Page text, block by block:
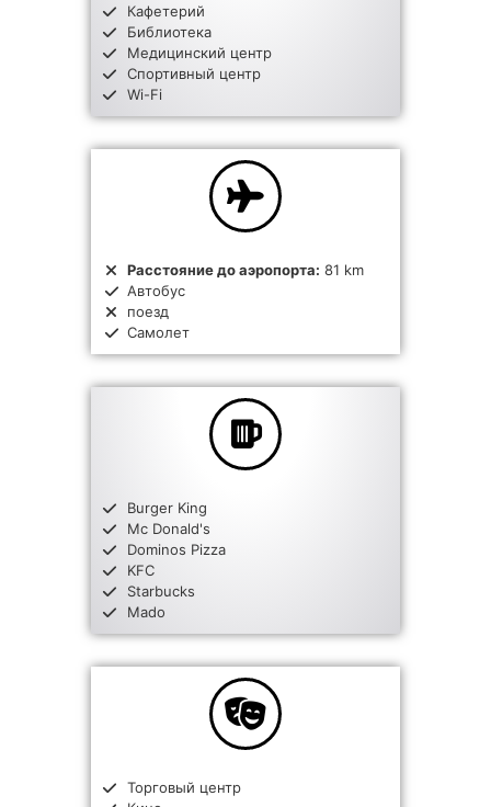
Кафетерий
Библиотека
Медицинский центр
Спортивный центр
Wi-Fi
Расстояние до аэропорта: 81 km
Автобус
поезд
Самолет
Burger King
Mc Donald's
Dominos Pizza
KFC
Starbucks
Mado
Торговый центр